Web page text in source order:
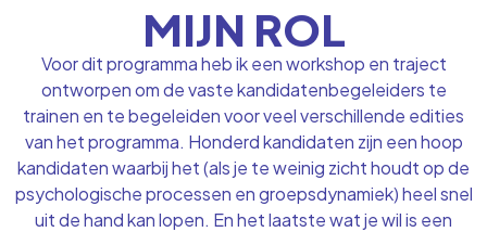
MIJN ROL
Voor dit programma heb ik een workshop en traject
ontworpen om de vaste kandidatenbegeleiders te
trainen en te begeleiden voor veel verschillende edities
van het programma. Honderd kandidaten zijn een hoop
kandidaten waarbij het (als je te weinig zicht houdt op de
psychologische processen en groepsdynamiek) heel snel
uit de hand kan lopen. En het laatste wat je wil is een